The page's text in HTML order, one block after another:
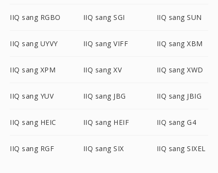
IIQ sang RGBO IIQ sang SGI IIQ sang SUN
IIQ sang UYVY IIQ sang VIFF IIQ sang XBM
IIQ sang XPM IIQ sang XV IIQ sang XWD
IIQ sang YUV IIQ sang JBG IIQ sang JBIG
IIQ sang HEIC IIQ sang HEIF IIQ sang G4
IIQ sang RGF IIQ sang SIX IIQ sang SIXEL